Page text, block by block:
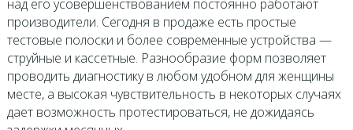
над его усовершенствованием постоянно работают
производители. Сегодня в продаже есть простые
тестовые полоски и более современные устройства —
струйные и кассетные. Разнообразие форм позволяет
проводить диагностику в любом удобном для женщины
месте, а высокая чувствительность в некоторых случаях
дает возможность протестироваться, не дожидаясь